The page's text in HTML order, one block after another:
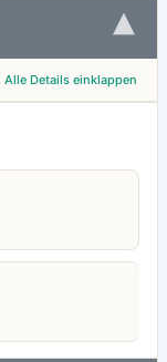
▾
Alle Details einklappen